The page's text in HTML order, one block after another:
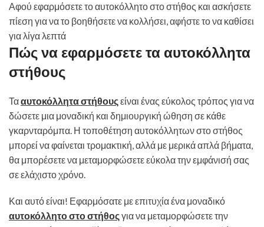
Αφού εφαρμόσετε το αυτοκόλλητο στο στήθος και ασκήσετε
πίεση για να το βοηθήσετε να κολλήσει, αφήστε το να καθίσει
για λίγα λεπτά
Πώς να εφαρμόσετε τα αυτοκόλλητα
στήθους
Τααυτοκόλλητα στήθουςείναι ένας εύκολος τρόπος για να
δώσετε μια μοναδική και δημιουργική ώθηση σε κάθε
γκαρνταρόμπα. Η τοποθέτηση αυτοκόλλητων στο στήθος
μπορεί να φαίνεται τρομακτική, αλλά με μερικά απλά βήματα,
θα μπορέσετε να μεταμορφώσετε εύκολα την εμφάνισή σας
σε ελάχιστο χρόνο.
Και αυτό είναι! Εφαρμόσατε με επιτυχία ένα μοναδικό
αυτοκόλλητο στο στήθοςγια να μεταμορφώσετε την